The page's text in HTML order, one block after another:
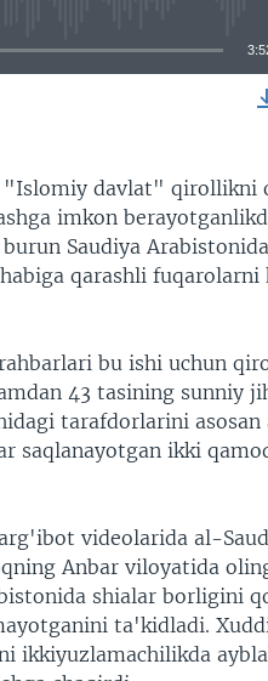
"Islomiy davlat" qirollikni
imkon
Saudiya
qarashli fuqarolarni
bu ishi uchun
43 tasining sunniy
tarafdorlarini asosan
saqlanayotgan ikki
videolarida al-
Anbar viloyatida
shialar borligini
ta'kidladi.
ikkiyuzlamachilikda